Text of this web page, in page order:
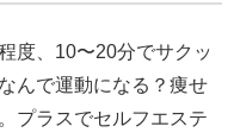
度、10〜20分でサクッ
んで運動になる？痩せ
プラスでセルフエステ